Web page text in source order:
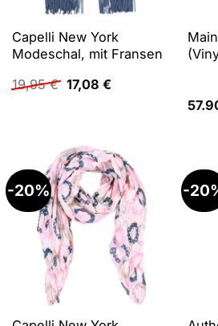
Capelli New York
Modeschal, mit Fransen
19,95€ Ursprünglicher
Preis
17,08 €Aktueller
-20% -